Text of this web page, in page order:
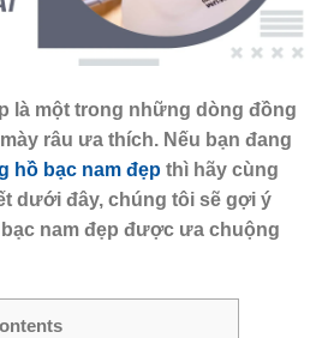
là một trong những dòng đồng
râu ưa thích. Nếu bạn đang
hồ bạc nam đẹp thì hãy cùng
dưới đây, chúng tôi sẽ gợi ý
nam đẹp được ưa chuộng